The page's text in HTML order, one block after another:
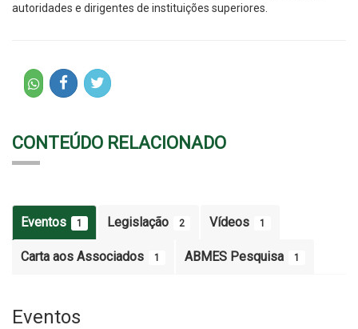
autoridades e dirigentes de instituições superiores.
CONTEÚDO RELACIONADO
Eventos 1 Legislação 2 Vídeos 1
Carta aos Associados 1 ABMES Pesquisa 1
Eventos